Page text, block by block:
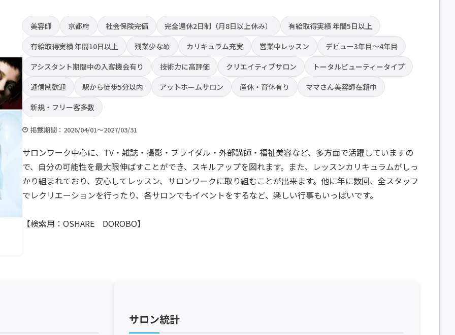
美容師 京都府 社会保険完備 完全週休2日制（月8日以上休み）
有給取得実績 年間5日以上
有給取得実績 年間10日以上
残業少なめ カリキュラム充実 営業中レッスン
デビュー3年目～4年目
アシスタント期間中の入客機会有り
技術力に高評価 クリエイティブサロン
トータルビューティータイプ
通信制歓迎
駅から徒歩5分以内 アットホームサロン 産休・育休有り
ママさん美容師在籍中
新規・フリー客多数
掲載期間：2026/04/01～2027/03/31
サロンワーク中心に、TV・雑誌・撮影・ブライダル・外部講師・福祉美容など、多方面で活躍していますの
で、自分の可能性を最大限伸ばすことができ、スキルアップを図れます。また、レッスンカリキュラムがしっ
かり組まれており、安心してレッスン、サロンワークに取り組むことが出来ます。他に年に数回、全スタッフ
でレクリエーションを行ったり、各サロンでもイベントをするなど、楽しい行事もいっぱいです。
【検索用：OSHARE DOROBO】
サロン統計